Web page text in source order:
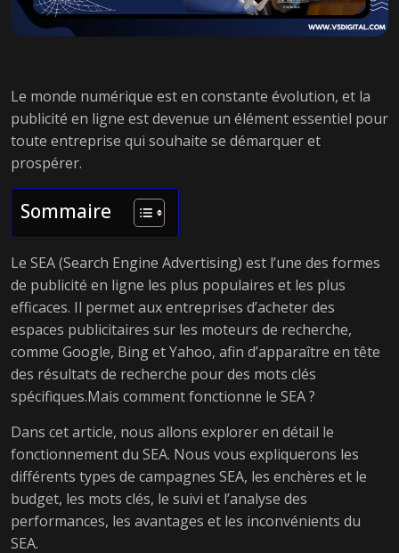
Le monde numérique est en constante évolution, et la
publicité en ligne est devenue un élément essentiel pour
toute entreprise qui souhaite se démarquer et
prospérer.
Sommaire
Le SEA (Search Engine Advertising) est l’une des formes
de publicité en ligne les plus populaires et les plus
efficaces. Il permet aux entreprises d’acheter des
espaces publicitaires sur les moteurs de recherche,
comme Google, Bing et Yahoo, afin d’apparaître en tête
des résultats de recherche pour des mots clés
spécifiques.Mais comment fonctionne le SEA ?
Dans cet article, nous allons explorer en détail le
fonctionnement du SEA. Nous vous expliquerons les
différents types de campagnes SEA, les enchères et le
budget, les mots clés, le suivi et l’analyse des
performances, les avantages et les inconvénients du
SEA.